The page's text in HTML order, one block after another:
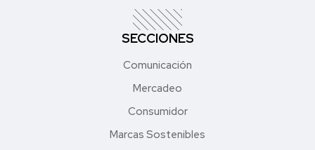
SECCIONES
Comunicación
Mercadeo
Consumidor
Marcas Sostenibles